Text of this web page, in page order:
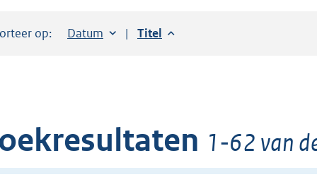
op: Sorteer op:
Datum aflopendSorteer op:
Titel aflopend
1-62 van